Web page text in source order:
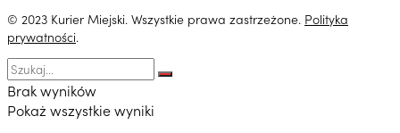
© 2023 Kurier Miejski. Wszystkie prawa zastrzeżone. Polityka
prywatności.
Brak wyników
Pokaż wszystkie wyniki